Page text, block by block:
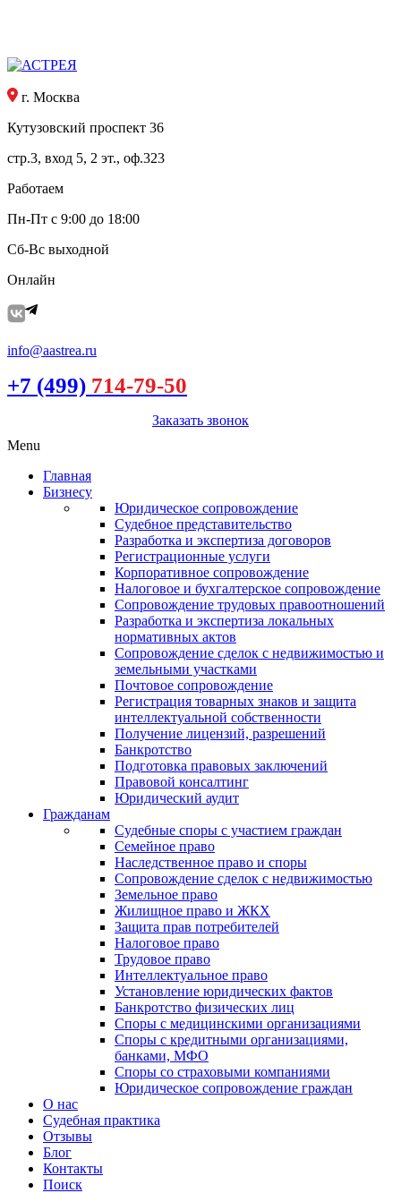
г. Москва
Кутузовский проспект 36
стр.3, вход 5, 2 эт., оф.323
Работаем
Пн-Пт с 9:00 до 18:00
Сб-Вс выходной
Онлайн
info@aastrea.ru
+7 (499) 714-79-50
Заказать звонок
Menu
Главная
Бизнесу
Юридическое сопровождение
Судебное представительство
Разработка и экспертиза договоров
Регистрационные услуги
Корпоративное сопровождение
Налоговое и бухгалтерское сопровождение
Сопровождение трудовых правоотношений
Разработка и экспертиза локальных
нормативных актов
Сопровождение сделок с недвижимостью и
земельными участками
Почтовое сопровождение
Регистрация товарных знаков и защита
интеллектуальной собственности
Получение лицензий, разрешений
Банкротство
Подготовка правовых заключений
Правовой консалтинг
Юридический аудит
Гражданам
Судебные споры с участием граждан
Семейное право
Наследственное право и споры
Сопровождение сделок с недвижимостью
Земельное право
Жилищное право и ЖКХ
Защита прав потребителей
Налоговое право
Трудовое право
Интеллектуальное право
Установление юридических фактов
Банкротство физических лиц
Споры с медицинскими организациями
Споры с кредитными организациями,
банками, МФО
Споры со страховыми компаниями
Юридическое сопровождение граждан
О нас
Судебная практика
Отзывы
Блог
Контакты
Поиск